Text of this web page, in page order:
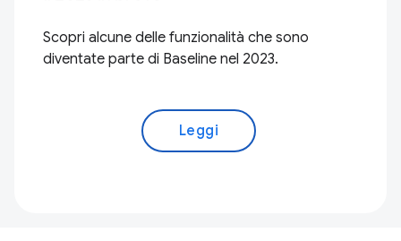
Scopri alcune delle funzionalità che sono
diventate parte di Baseline nel 2023.
Leggi